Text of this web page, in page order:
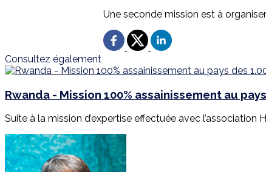
Une seconde mission est à
Consultez également
Rwanda - Mission 100% assainissement au
Suite à la mission d’expertise effectuée avec l’association